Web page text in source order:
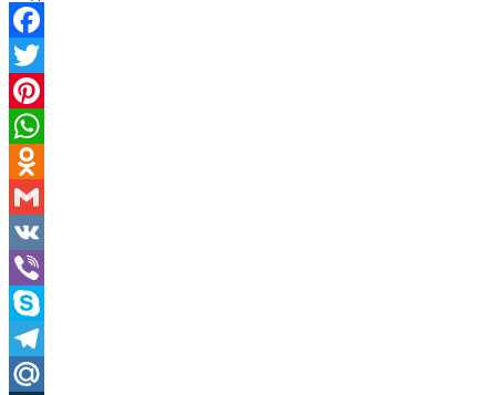
Facebook
Twitter
Pinterest
WhatsApp
Odnoklassniki
Gmail
VK
Viber
Skype
Telegram